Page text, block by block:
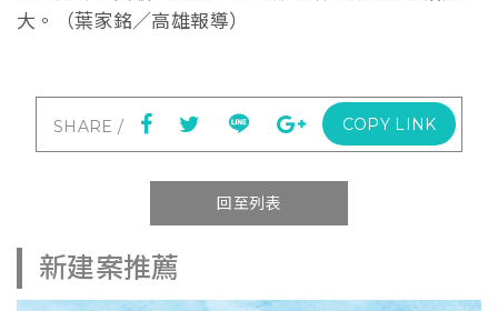
大。（葉家銘／高雄報導）
COPY LINK
回至列表
新建案推薦